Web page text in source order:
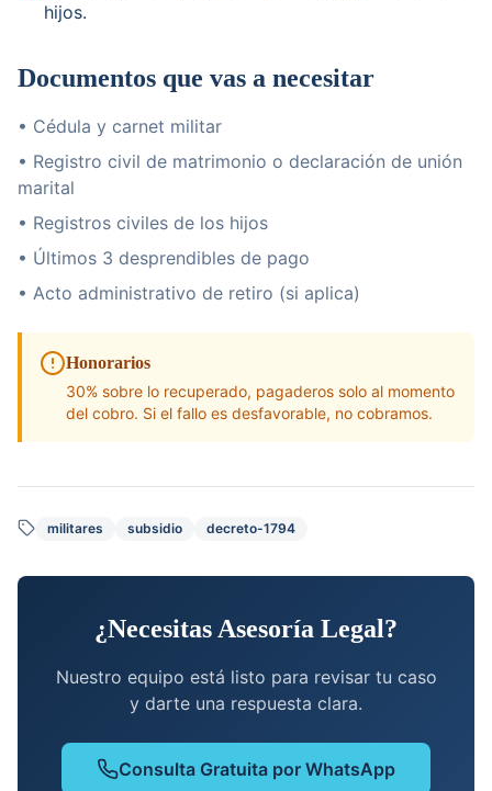
hijos.
Documentos que vas a necesitar
• Cédula y carnet militar
• Registro civil de matrimonio o declaración de unión
marital
• Registros civiles de los hijos
• Últimos 3 desprendibles de pago
• Acto administrativo de retiro (si aplica)
Honorarios
30% sobre lo recuperado, pagaderos solo al momento
del cobro. Si el fallo es desfavorable, no cobramos.
militares subsidio decreto-1794
¿Necesitas Asesoría Legal?
Nuestro equipo está listo para revisar tu caso
y darte una respuesta clara.
Consulta Gratuita por WhatsApp